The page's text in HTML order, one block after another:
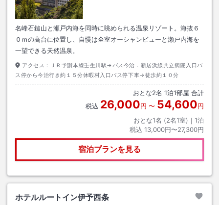
名峰石鎚山と瀬戸内海を同時に眺められる温泉リゾート。海抜６
０ｍの高台に位置し、自慢は全室オーシャンビューと瀬戸内海を
一望できる天然温泉。
アクセス：
ＪＲ予讃本線壬生川駅→バス今治．新居浜線共立病院入口バ
ス停から今治行き約１５分休暇村入口バス停下車→徒歩約１０分
おとな2名 1泊1部屋 合計
税込 26,000円 〜 54,600円
おとな1名 (2名1室)｜ 1泊
税込 13,000円〜27,300円
宿泊プランを見る
ホテルルートイン伊予西条